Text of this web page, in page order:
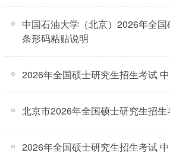
中国石油大学（北京）2026年全
条形码粘贴说明
2026年全国硕士研究生招生考试
北京市2026年全国硕士研究生招
2026年全国硕士研究生招生考试